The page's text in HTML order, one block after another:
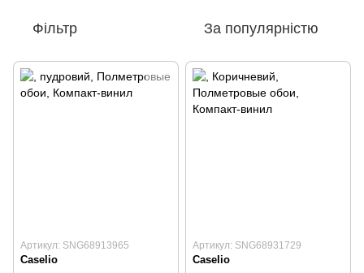
Фільтр За популярністю
Артикул: SNG68913965
Caselio
Артикул: SNG68931729
Caselio